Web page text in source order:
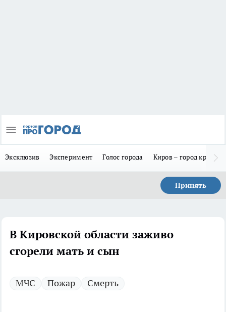
Эксклюзив Эксперимент Голос города Киров – город
Принять
В Кировской области заживо
сгорели мать и сын
МЧС Пожар Смерть